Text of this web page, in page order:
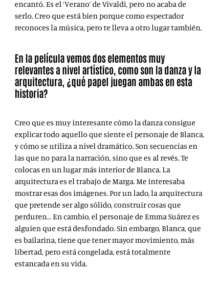
encantó. Es el ‘Verano’ de Vivaldi, pero no acaba de
serlo. Creo que está bien porque como espectador
reconoces la música, pero te lleva a otro lugar también.
En la película vemos dos elementos muy
relevantes a nivel artístico, como son la danza y la
arquitectura, ¿qué papel juegan ambas en esta
historia?
Creo que es muy interesante cómo la danza consigue
explicar todo aquello que siente el personaje de Blanca,
y cómo se utiliza a nivel dramático. Son secuencias en
las que no para la narración, sino que es al revés. Te
colocas en un lugar más interior de Blanca. La
arquitectura es el trabajo de Marga. Me interesaba
mostrar esas dos imágenes. Por un lado, la arquitectura
que pretende ser algo sólido, construir cosas que
perduren… En cambio, el personaje de Emma Suárez es
alguien que está desfondado. Sin embargo, Blanca, que
es bailarina, tiene que tener mayor movimiento, más
libertad, pero está congelada, está totalmente
estancada en su vida.